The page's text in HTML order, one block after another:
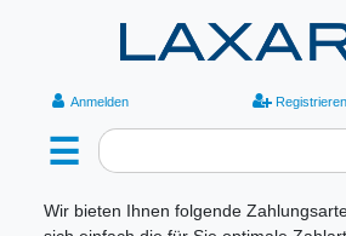
☰
Anmelden Registrieren
Wir bieten Ihnen folgende